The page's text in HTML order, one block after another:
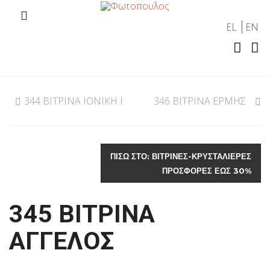
EL EN
344 ΒΙΤΡΙΝΑ ΙΟΝΙΚΗ I 346 ΒΙΤΡΙΝΑ ΕΡΜΗΣ
ΠΊΣΩ ΣΤΟ: ΒΙΤΡΙΝΕΣ-ΚΡΥΣΤΑΛΙΕΡΕΣ
ΠΡΟΣΦΟΡΕΣ ΕΩΣ 30%
345 ΒΙΤΡΙΝΑ
ΑΓΓΕΛΟΣ